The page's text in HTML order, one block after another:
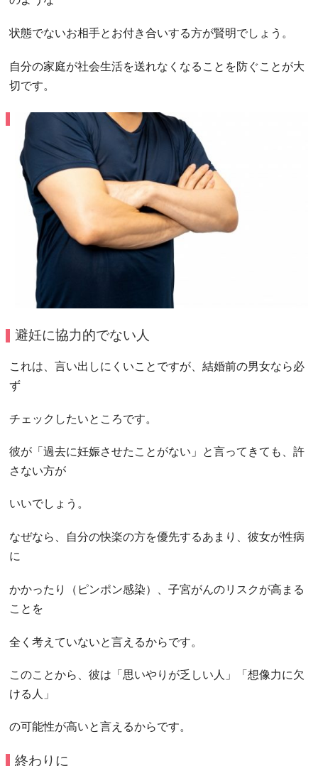
状態でないお相手とお付き合いする方が賢明でしょう。
自分の家庭が社会生活を送れなくなることを防ぐことが大
切です。
避妊に協力的でない人
これは、言い出しにくいことですが、結婚前の男女なら必
ず
チェックしたいところです。
彼が「過去に妊娠させたことがない」と言ってきても、許
さない方が
いいでしょう。
なぜなら、自分の快楽の方を優先するあまり、彼女が性病
に
かかったり（ピンポン感染）、子宮がんのリスクが高まる
ことを
全く考えていないと言えるからです。
このことから、彼は「思いやりが乏しい人」「想像力に欠
ける人」
の可能性が高いと言えるからです。
終わりに